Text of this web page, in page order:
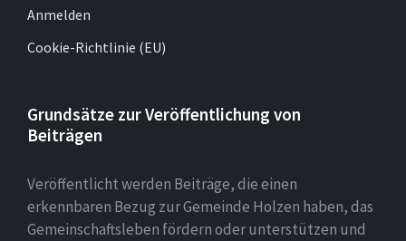
Anmelden
Cookie-Richtlinie (EU)
Grundsätze zur Veröffentlichung von
Beiträgen
Veröffentlicht werden Beiträge, die einen
erkennbaren Bezug zur Gemeinde Holzen haben, das
Gemeinschaftsleben fördern oder unterstützen und